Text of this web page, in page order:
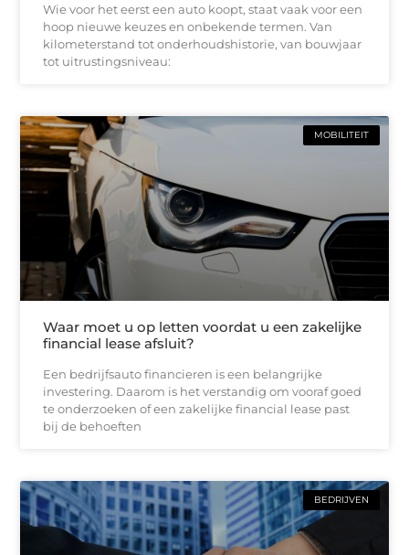
Wie voor het eerst een auto koopt, staat vaak voor een
hoop nieuwe keuzes en onbekende termen. Van
kilometerstand tot onderhoudshistorie, van bouwjaar
tot uitrustingsniveau:
MOBILITEIT
Waar moet u op letten voordat u een zakelijke
financial lease afsluit?
Een bedrijfsauto financieren is een belangrijke
investering. Daarom is het verstandig om vooraf goed
te onderzoeken of een zakelijke financial lease past
bij de behoeften
BEDRIJVEN